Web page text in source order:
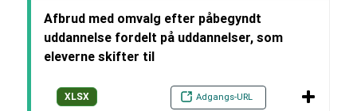
Afbrud med omvalg efter påbegyndt
uddannelse fordelt på uddannelser, som
eleverne skifter til
XLSX Adgangs-URL